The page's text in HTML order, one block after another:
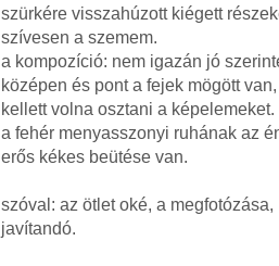
szürkére visszahúzott kiégett
szívesen a szemem.
a kompozíció: nem igazán jó
középen és pont a fejek mögött
kellett volna osztani a képelemeket.
a fehér menyasszonyi ruhának az
erős kékes beütése van.
szóval: az ötlet oké, a
javítandó.